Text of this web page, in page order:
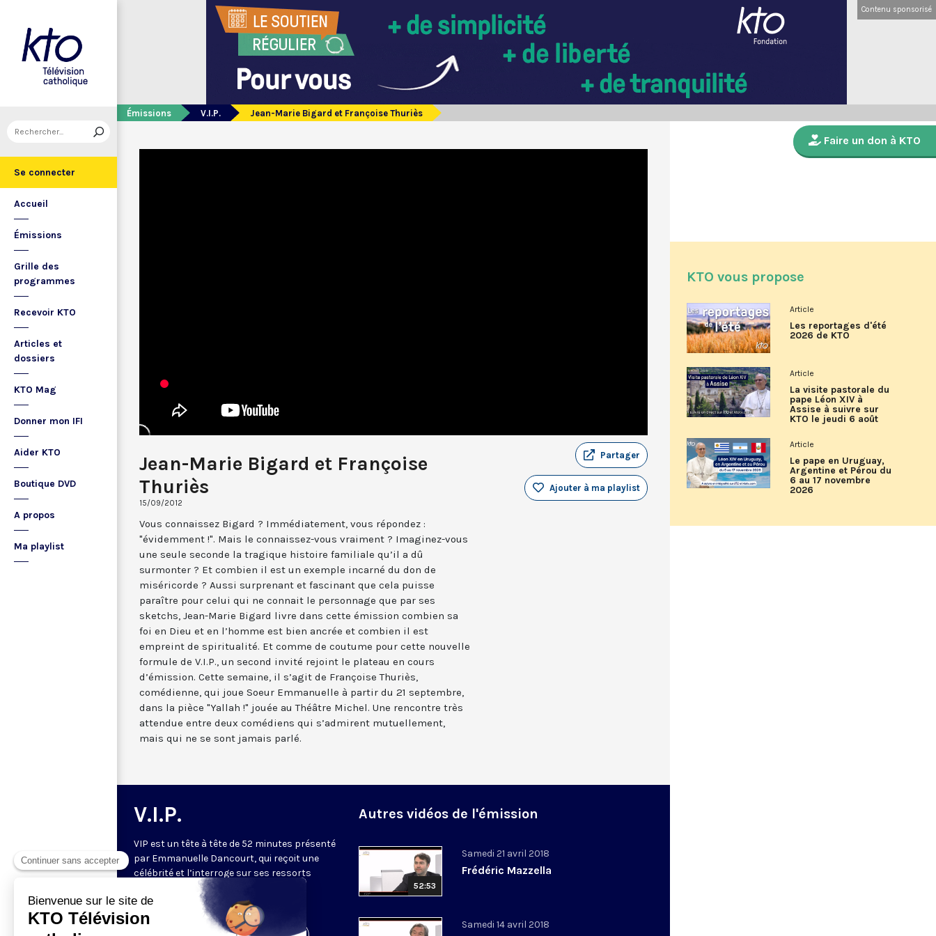
Se connecter
Accueil
Émissions
Grille des
programmes
Recevoir KTO
Articles et
dossiers
KTO Mag
Donner mon IFI
Aider KTO
Boutique DVD
A propos
Ma playlist
Contenu sponsorisé
Émissions V.I.P. Jean-Marie Bigard et Françoise Thuriès
Jean-Marie Bigard et Françoise
Thuriès
15/09/2012
Partager
Ajouter à ma playlist
Vous connaissez Bigard ? Immédiatement, vous répondez :
"évidemment !". Mais le connaissez-vous vraiment ? Imaginez-vous
une seule seconde la tragique histoire familiale qu’il a dû
surmonter ? Et combien il est un exemple incarné du don de
miséricorde ? Aussi surprenant et fascinant que cela puisse
paraître pour celui qui ne connait le personnage que par ses
sketchs, Jean-Marie Bigard livre dans cette émission combien sa
foi en Dieu et en l’homme est bien ancrée et combien il est
empreint de spiritualité. Et comme de coutume pour cette nouvelle
formule de V.I.P., un second invité rejoint le plateau en cours
d’émission. Cette semaine, il s’agit de Françoise Thuriès,
comédienne, qui joue Soeur Emmanuelle à partir du 21 septembre,
dans la pièce "Yallah !" jouée au Théâtre Michel. Une rencontre très
attendue entre deux comédiens qui s’admirent mutuellement,
mais qui ne se sont jamais parlé.
V.I.P.
VIP est un tête à tête de 52 minutes présenté
par Emmanuelle Dancourt, qui reçoit une
célébrité et l’interroge sur ses ressorts
intérieurs… Une conversation intime et
spirituelle.
Autres vidéos de l'émission
52:53
Samedi 21 avril 2018
Frédéric Mazzella
Samedi 14 avril 2018
Faire un don à KTO
KTO vous propose
Article
Les reportages d'été
2026 de KTO
Article
La visite pastorale du
pape Léon XIV à
Assise à suivre sur
KTO le jeudi 6 août
Article
Le pape en Uruguay,
Argentine et Pérou du
6 au 17 novembre
2026